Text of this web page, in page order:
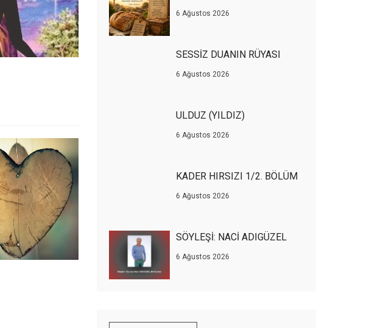
6 Ağustos 2026
SESSİZ DUANIN RÜYASI
6 Ağustos 2026
ULDUZ (YILDIZ)
6 Ağustos 2026
KADER HIRSIZI 1/2. BÖLÜM
6 Ağustos 2026
SÖYLEŞİ: NACİ ADIGÜZEL
6 Ağustos 2026